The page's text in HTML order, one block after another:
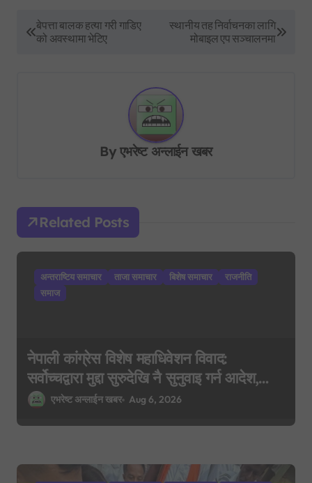
g
t
बेपत्ता बालक हत्या गरी गाडिए
को अवस्थामा भेटिए
स्थानीय तह निर्वाचनका लागि
मोबाइल एप सञ्चालनमा
Byएभरेष्ट अन्लाईन खबर
Related Posts
अन्तराष्टिय समाचार ताजा समाचार बिशेष समाचार
राजनीति
समाज
नेपाली कांग्रेस विशेष महाधिवेशन विवाद:
सर्वोच्चद्वारा मुद्दा सुरुदेखि नै सुनुवाइ गर्न आदेश,
पुरानो फैसला पुनरावलोकन हुने
एभरेष्ट अन्लाईन खबर Aug 6, 2026